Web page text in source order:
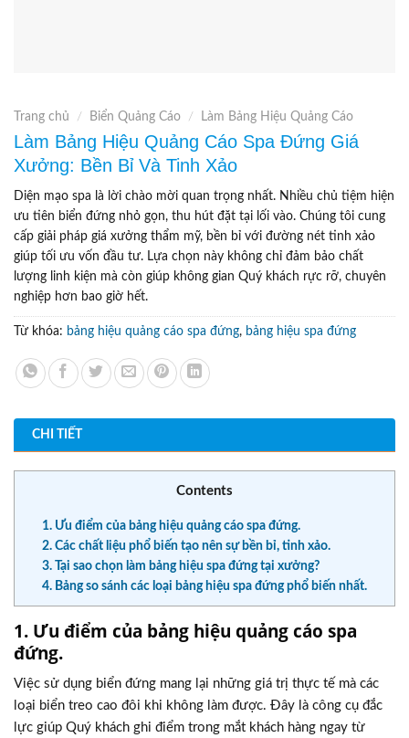
Trang chủ / Biển Quảng Cáo / Làm Bảng Hiệu Quảng Cáo
Làm Bảng Hiệu Quảng Cáo Spa Đứng Giá
Xưởng: Bền Bỉ Và Tinh Xảo
Diện mạo spa là lời chào mời quan trọng nhất. Nhiều chủ tiệm hiện
ưu tiên biển đứng nhỏ gọn, thu hút đặt tại lối vào. Chúng tôi cung
cấp giải pháp giá xưởng thẩm mỹ, bền bỉ với đường nét tinh xảo
giúp tối ưu vốn đầu tư. Lựa chọn này không chỉ đảm bảo chất
lượng linh kiện mà còn giúp không gian Quý khách rực rỡ, chuyên
nghiệp hơn bao giờ hết.
Từ khóa: bảng hiệu quảng cáo spa đứng, bảng hiệu spa đứng
CHI TIẾT
Contents
1. Ưu điểm của bảng hiệu quảng cáo spa đứng.
2. Các chất liệu phổ biến tạo nên sự bền bỉ, tinh xảo.
3. Tại sao chọn làm bảng hiệu spa đứng tại xưởng?
4. Bảng so sánh các loại bảng hiệu spa đứng phổ biến nhất.
1. Ưu điểm của bảng hiệu quảng cáo spa
đứng.
Việc sử dụng biển đứng mang lại những giá trị thực tế mà các
loại biển treo cao đôi khi không làm được. Đây là công cụ đắc
lực giúp Quý khách ghi điểm trong mắt khách hàng ngay từ